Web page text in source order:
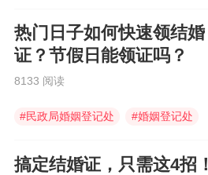
热门日子如何快速领结婚
证？节假日能领证吗？
8133 阅读
#民政局婚姻登记处 #婚姻登记处
搞定结婚证，只需这4招！